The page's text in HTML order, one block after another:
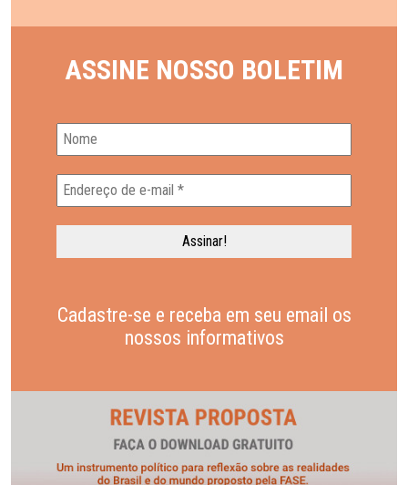
ASSINE NOSSO BOLETIM
Cadastre-se e receba em seu email os
nossos informativos